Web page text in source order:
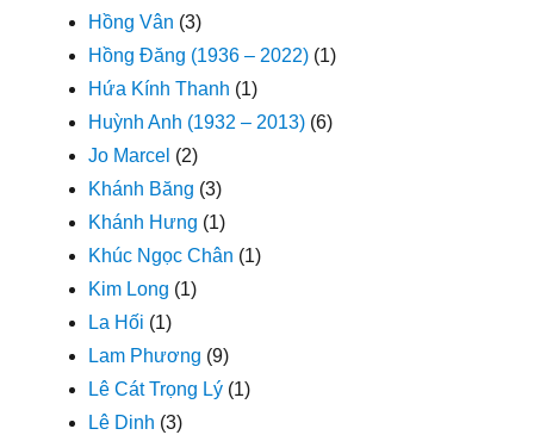
Hồng Vân (3)
Hồng Đăng (1936 – 2022) (1)
Hứa Kính Thanh (1)
Huỳnh Anh (1932 – 2013) (6)
Jo Marcel (2)
Khánh Băng (3)
Khánh Hưng (1)
Khúc Ngọc Chân (1)
Kim Long (1)
La Hối (1)
Lam Phương (9)
Lê Cát Trọng Lý (1)
Lê Dinh (3)